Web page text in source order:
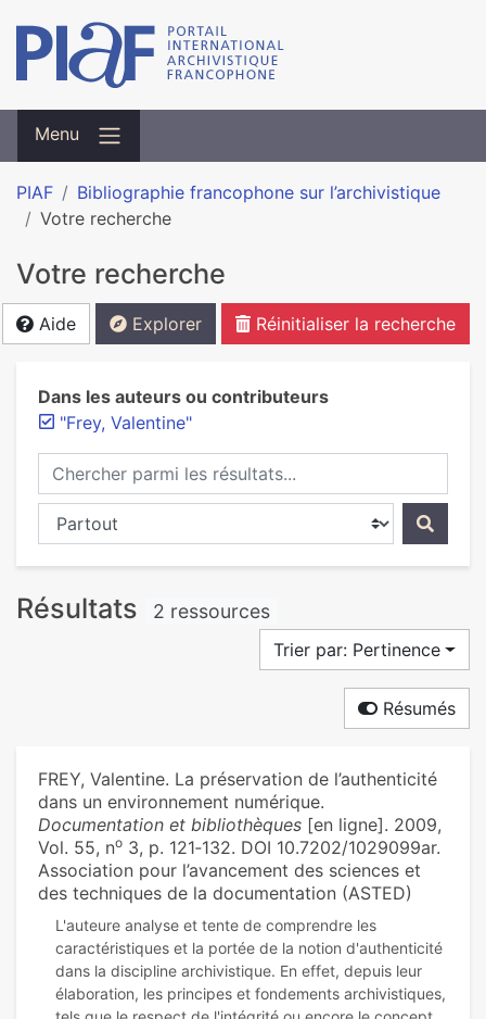
Menu
PIAF
Bibliographie francophone sur l’archivistique
Votre recherche
Votre recherche
Aide Explorer Réinitialiser la recherche
Dans les auteurs ou contributeurs
"Frey, Valentine"
Chercher parmi les résultats...
Chercher dans...
Résultats 2 ressources
Trier par: Pertinence
Résumés
FREY, Valentine. La préservation de l’authenticité
dans un environnement numérique.
Documentation et bibliothèques [en ligne]. 2009,
Vol. 55, no 3, p. 121‑132. DOI 10.7202/1029099ar.
Association pour l’avancement des sciences et
des techniques de la documentation (ASTED)
L'auteure analyse et tente de comprendre les
caractéristiques et la portée de la notion d'authenticité
dans la discipline archivistique. En effet, depuis leur
élaboration, les principes et fondements archivistiques,